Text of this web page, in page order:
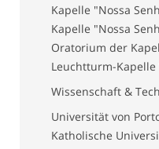
Kapelle "Nossa
Kapelle "Nossa
Oratorium der
Leuchtturm-
Wissenschaft &
Universität von
Katholische